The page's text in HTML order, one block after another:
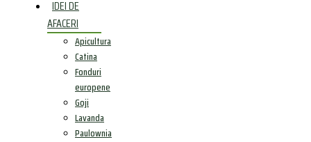
IDEI DE
AFACERI
Apicultura
Catina
Fonduri
europene
Goji
Lavanda
Paulownia